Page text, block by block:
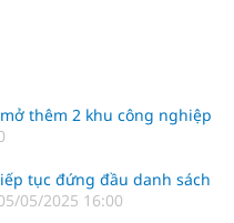
thêm 2 khu công nghiệp
tục đứng đầu danh sách
05/2025 16:00